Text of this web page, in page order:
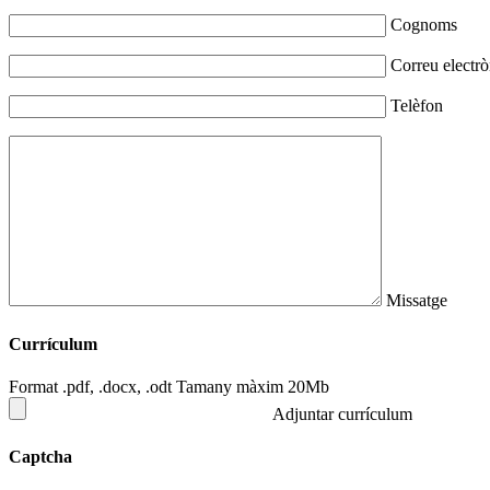
Cognoms
Correu
Telèfon
Missatge
Currículum
Format .pdf, .docx, .odt Tamany màxim 20Mb
Adjuntar currículum
Captcha